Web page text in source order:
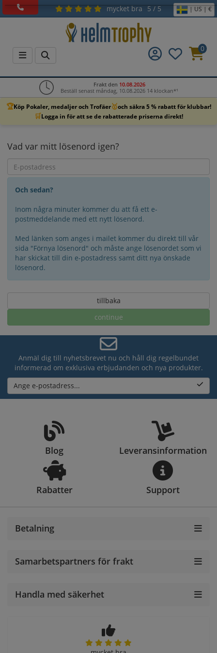
mycket bra 5 / 5 | US | €
0
Frakt den 10.08.2026
Beställ senast måndag, 10.08.2026 14 klockan*¹
🏆Köp Pokaler, medaljer och Trofäer🥇och säkra 5 % rabatt för klubbar!
🛒Logga in för att se de rabatterade priserna direkt!
Vad var mitt lösenord igen?
Och sedan?
Inom några minuter kommer du att få ett e-
postmeddelande med ett nytt lösenord.
Med länken som anges i mailet kommer du direkt till vår
sida "Förnya lösenord" och måste ange lösenordet som vi
har skickat till din e-postadress samt ditt nya önskade
lösenord.
tillbaka
continue
Anmäl dig till nyhetsbrevet nu och håll dig regelbundet
informerad om exklusiva erbjudanden och nya produkter.
Ange e-postadress...
Blog Leveransinformation
Rabatter Support
Betalning
Samarbetspartners för frakt
Handla med säkerhet